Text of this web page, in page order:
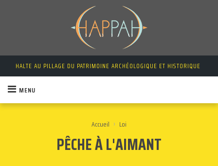
HALTE AU PILLAGE DU PATRIMOINE ARCHÉOLOGIQUE ET HISTORIQUE
MENU
Accueil › Loi
PÊCHE À L'AIMANT